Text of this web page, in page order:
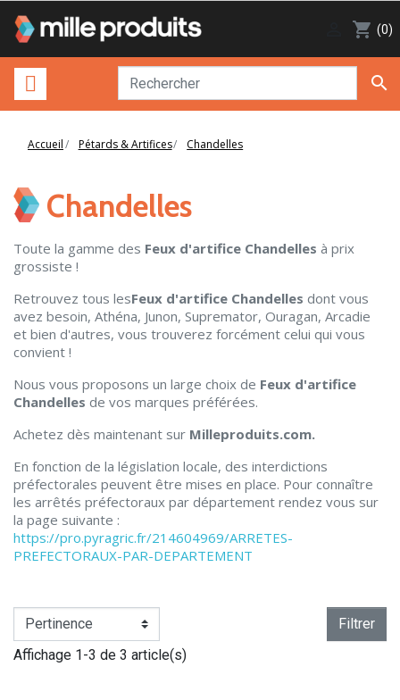
shopping_cart (0)

Accueil Pétards & Artifices Chandelles
Chandelles
Toute la gamme des Feux d'artifice Chandelles à prix
grossiste !
Retrouvez tous lesFeux d'artifice Chandelles dont vous
avez besoin, Athéna, Junon, Supremator, Ouragan, Arcadie
et bien d'autres, vous trouverez forcément celui qui vous
convient !
Nous vous proposons un large choix de Feux d'artifice
Chandelles de vos marques préférées.
Achetez dès maintenant sur Milleproduits.com.
En fonction de la législation locale, des interdictions
préfectorales peuvent être mises en place. Pour connaître
les arrêtés préfectoraux par département rendez vous sur
la page suivante :
https://pro.pyragric.fr/214604969/ARRETES-
PREFECTORAUX-PAR-DEPARTEMENT
Filtrer
Affichage 1-3 de 3 article(s)